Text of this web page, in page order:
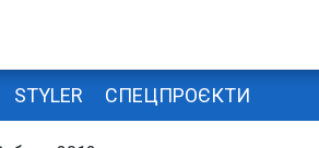
STYLER СПЕЦПРОЄКТИ